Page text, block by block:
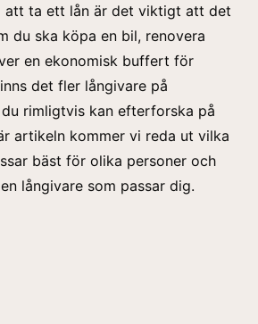
att ta ett lån är det viktigt att det
du ska köpa en bil, renovera
en ekonomisk buffert för
det fler långivare på
rimligtvis kan efterforska på
artikeln kommer vi reda ut vilka
bäst för olika personer och
långivare som passar dig.